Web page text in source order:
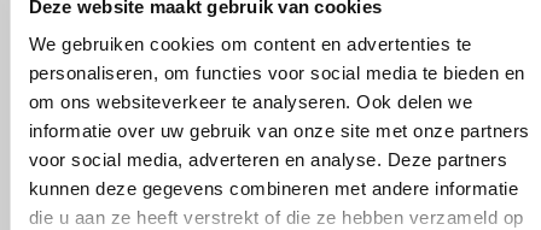
Deze website maakt gebruik van cookies
We gebruiken cookies om content en advertenties te
personaliseren, om functies voor social media te bieden en
om ons websiteverkeer te analyseren. Ook delen we
informatie over uw gebruik van onze site met onze partners
voor social media, adverteren en analyse. Deze partners
kunnen deze gegevens combineren met andere informatie
die u aan ze heeft verstrekt of die ze hebben verzameld op